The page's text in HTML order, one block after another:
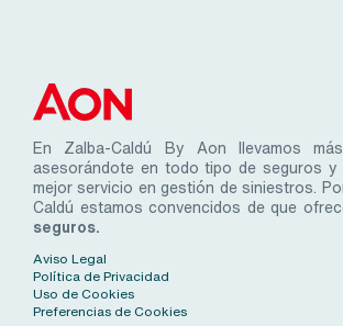
En Zalba-Caldú By Aon llevamos
asesorándote en todo tipo de seguros y
mejor servicio en gestión de siniestros.
Caldú estamos convencidos de que
seguros.
Aviso Legal
Política de Privacidad
Uso de Cookies
Preferencias de Cookies